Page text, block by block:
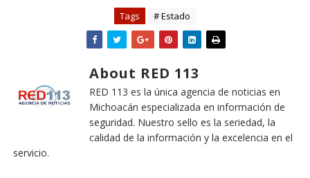
Tags # Estado
About RED 113
RED 113 es la única agencia de noticias en
Michoacán especializada en información de
seguridad. Nuestro sello es la seriedad, la
calidad de la información y la excelencia en el
servicio.